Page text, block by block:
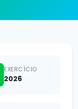
EXERCÍCIO
2026